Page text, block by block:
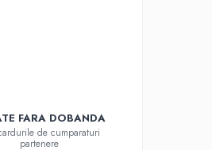
FARA DOBANDA
de cumparaturi
partenere